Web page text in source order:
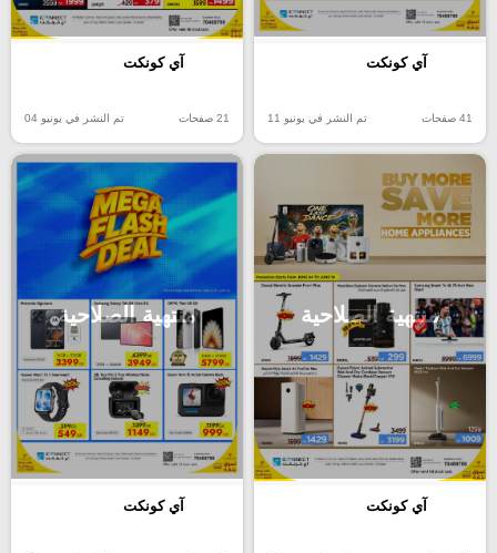
آي كونكت
41 صفحات تم النشر في يونيو 11
آي كونكت
21 صفحات تم النشر في يونيو 04
منتهية الصلاحية
آي كونكت
منتهية الصلاحية
آي كونكت